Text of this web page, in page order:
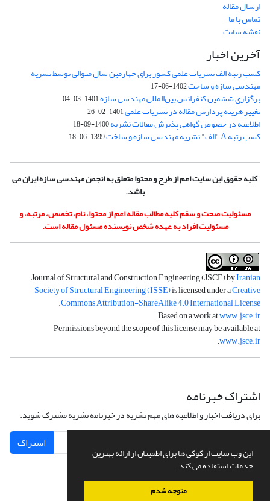
این وب سایت از کوکی ها برای اطمینان از ارائه بهترین
خدمات استفاده می کند.
متوجه شدم
ارسال مقاله
تماس با ما
نقشه سایت
آخرین اخبار
کسب رتبه الف نشریات علمی کشور برای چهارمین سال متوالی توسط نشریه
مهندسی سازه و ساخت1402-06-17
برگزاری ششمین کنفرانس بین‌المللی مهندسی سازه1401-03-04
تغییر هزینه پردازش مقاله در نشریات علمی1401-02-26
اطلاعیه در خصوص گواهی پذیرش مقالات نشریه1400-09-18
کسب رتبه A "الف" نشریه مهندسی سازه و ساخت 1399-06-18
کلیه حقوق این سایت اعم از طرح و محتوا متعلق به انجمن مهندسی سازه ایران می
باشد.
مسئولیت صحت و سقم کلیه مطالب مقاله اعم از محتوا، نام، تخصص، مرتبه، و
مسئولیت افراد به عهده شخص نویسنده مسئول مقاله است.
Journal of Structural and Construction Engineering (JSCE) byIranian
Society of Structural Engineering (ISSE)is licensed under aCreative
Commons Attribution-ShareAlike 4.0 International License
.
Based on a work atwww.jsce.ir
.
Permissions beyond the scope of this license may be available at
www.jsce.ir
.
اشتراک خبرنامه
برای دریافت اخبار و اطلاعیه های مهم نشریه در خبرنامه نشریه مشترک شوید.
اشتراک